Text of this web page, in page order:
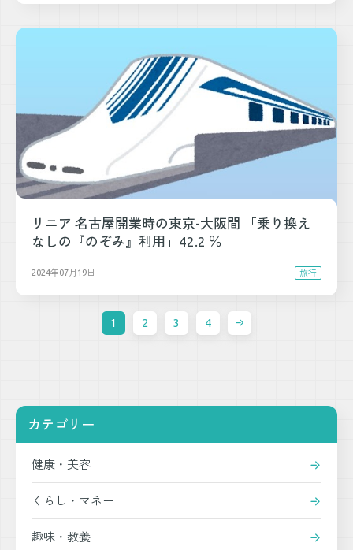
リニア 名古屋開業時の東京-大阪間 「乗り換え
なしの『のぞみ』利用」42.2 ％
2024年07月19日 旅行
1 2 3 4
カテゴリー
健康・美容
くらし・マネー
趣味・教養